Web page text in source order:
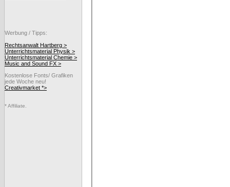
Werbung / Tipps:
Rechtsanwalt Hartberg >
Unterrichtsmaterial Physik >
Unterrichtsmaterial Chemie >
Music and Sound FX >
Kostenlose Fonts/ Grafiken
jede Woche neu!
Creativmarket *>
* Affiliate.